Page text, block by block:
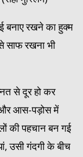
बनाए रखने का हुक्म
साफ रखना भी
से दूर हो कर
आस-पड़ोस में
की पहचान बन गई
उसी गंदगी के बीच